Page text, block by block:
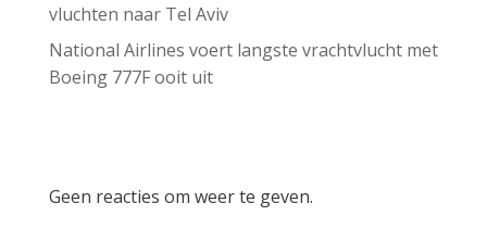
vluchten naar Tel Aviv
National Airlines voert langste vrachtvlucht met
Boeing 777F ooit uit
Geen reacties om weer te geven.